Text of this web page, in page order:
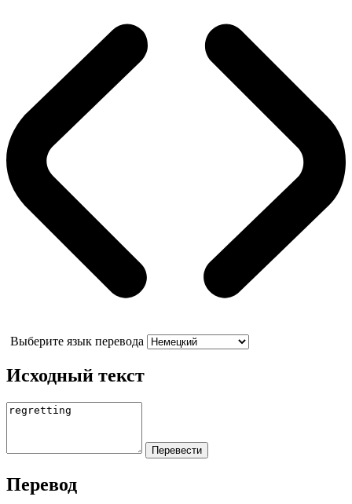
Выберите язык перевода
Исходный текст
Перевод